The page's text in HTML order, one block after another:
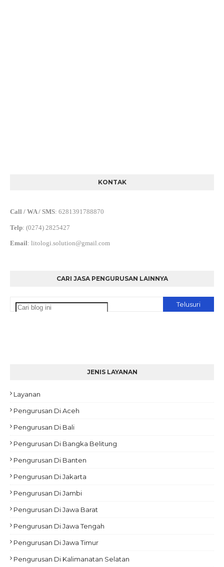
KONTAK
Call / WA / SMS: 6281391788870
Telp: (0274) 2825427
Email: litologi.solution@gmail.com
CARI JASA PENGURUSAN LAINNYA
JENIS LAYANAN
Layanan
Pengurusan Di Aceh
Pengurusan Di Bali
Pengurusan Di Bangka Belitung
Pengurusan Di Banten
Pengurusan Di Jakarta
Pengurusan Di Jambi
Pengurusan Di Jawa Barat
Pengurusan Di Jawa Tengah
Pengurusan Di Jawa Timur
Pengurusan Di Kalimanatan Selatan